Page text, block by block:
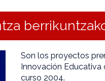
Son los proyectos
Innovación
curso 2004.